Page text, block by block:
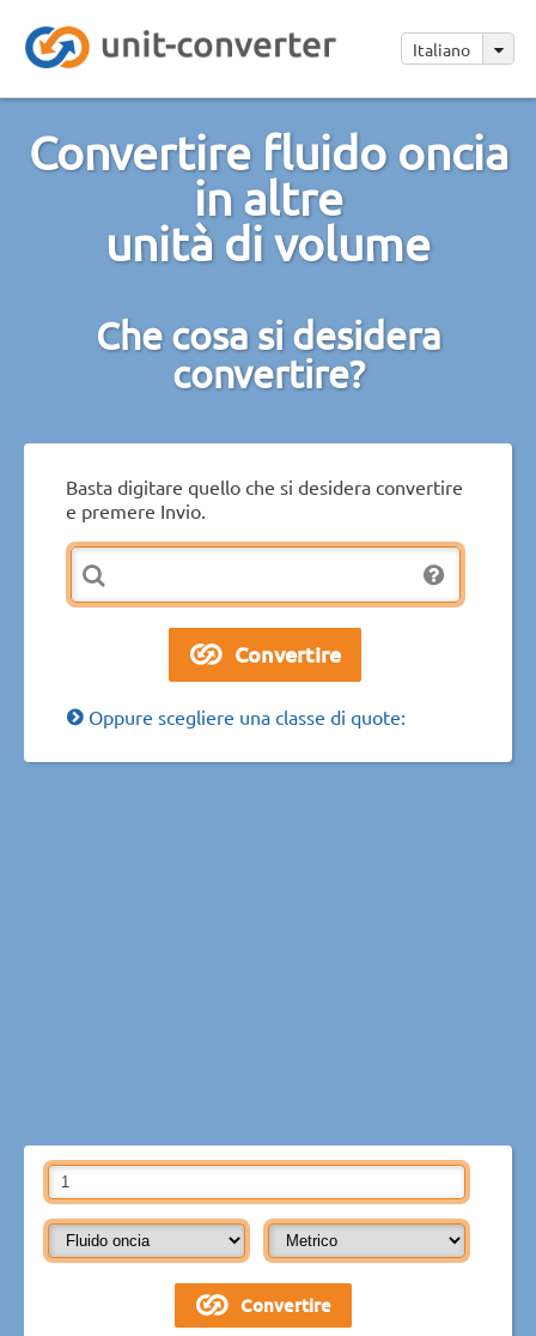
Italiano
Convertire fluido oncia
in altre
unità di volume
Che cosa si desidera
convertire?
Basta digitare quello che si desidera convertire
e premere Invio.
Oppure scegliere una classe di quote: